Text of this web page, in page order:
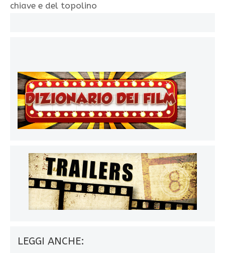
chiave e del topolino
LEGGI ANCHE: